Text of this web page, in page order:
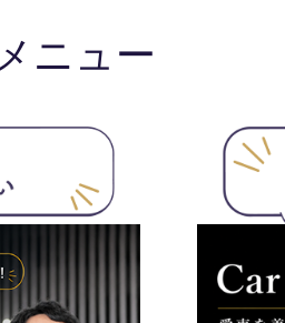
ニュー